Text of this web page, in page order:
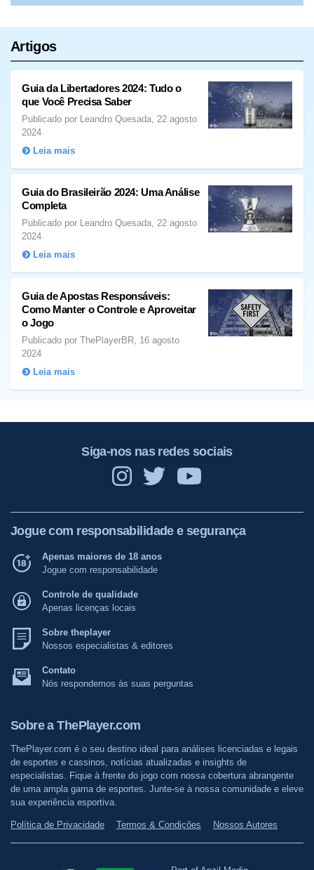
Artigos
Guia da Libertadores 2024: Tudo o
que Você Precisa Saber
Publicado por Leandro Quesada, 22 agosto
2024
Leia mais
Guia do Brasileirão 2024: Uma Análise
Completa
Publicado por Leandro Quesada, 22 agosto
2024
Leia mais
Guia de Apostas Responsáveis:
Como Manter o Controle e Aproveitar
o Jogo
Publicado por ThePlayerBR, 16 agosto
2024
Leia mais
Siga-nos nas redes sociais
Jogue com responsabilidade e segurança
Apenas maiores de 18 anos
Jogue com responsabilidade
Controle de qualidade
Apenas licenças locais
Sobre theplayer
Nossos especialistas & editores
Contato
Nós respondemos às suas perguntas
Sobre a ThePlayer.com
ThePlayer.com é o seu destino ideal para análises licenciadas e legais
de esportes e cassinos, notícias atualizadas e insights de
especialistas. Fique à frente do jogo com nossa cobertura abrangente
de uma ampla gama de esportes. Junte-se à nossa comunidade e eleve
sua experiência esportiva.
Política de Privacidade Termos & Condições Nossos Autores